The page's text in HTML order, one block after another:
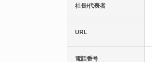
社長/代表者
URL
電話番号